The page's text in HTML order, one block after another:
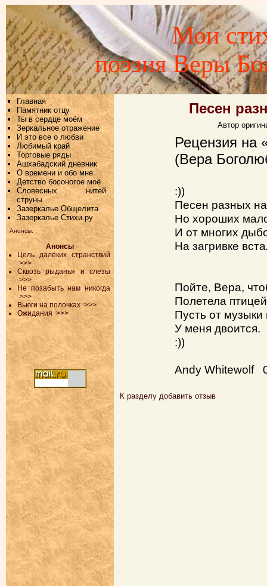
Мои
поэзия Веры
Главная
Памятник отцу
Ты в сердце моём
Зеркальное отражение
И это все о любви
Любимый край
Торговые ряды
Ашхабадский дневник
О времени и обо мне
Детство босоногое моё
Словесных нитей
струны
Зазеркалье Общелита
Зазеркалье Стихи.ру
Анонсы:
Анонсы
Цель далёких странствий
>>>
Сквозь рыданья и слезы
>>>
Не позабыть нам никогда
>>>
Вьюги на полочках >>>
Ожидания >>>
Песен
Автор
Рецензия на
(Вера
:))
Песен разных
Но хороших
И от многих
На загривке
Пойте, Вера,
Полетела
Пусть от
У меня двоится.
:))
Andy Whitewolf
К разделу добавить отзыв